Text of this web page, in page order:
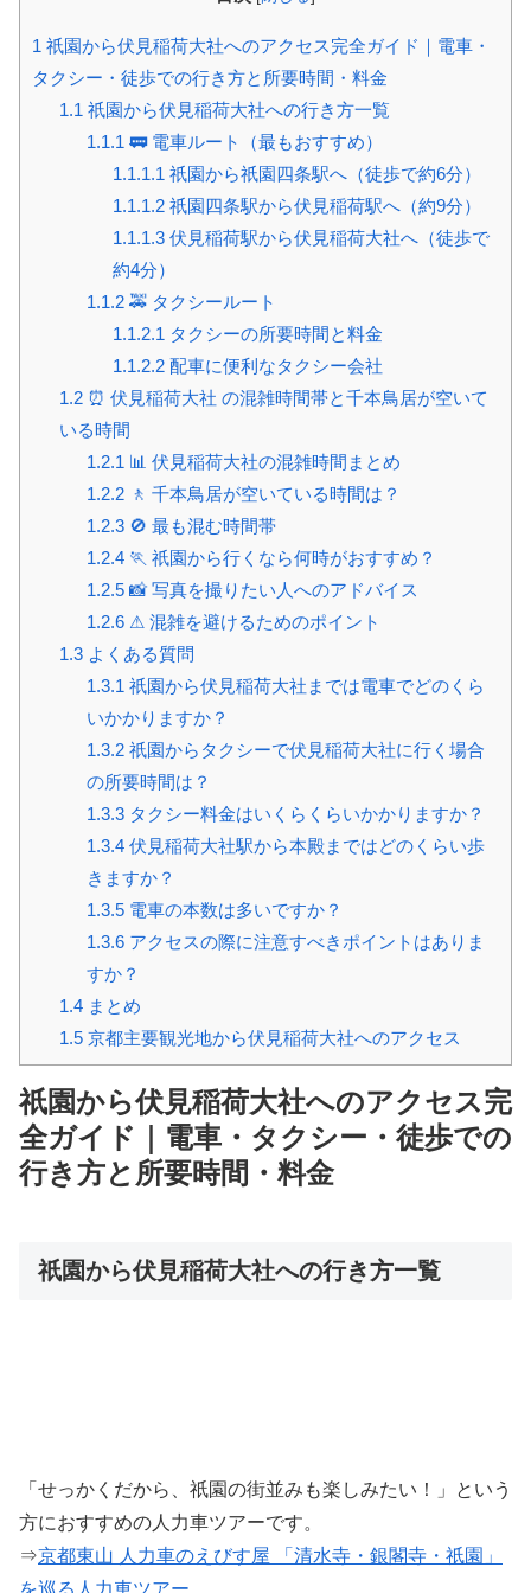
1 祇園から伏見稲荷大社へのアクセス完全ガイド｜電車・
タクシー・徒歩での行き方と所要時間・料金
1.1 祇園から伏見稲荷大社への行き方一覧
1.1.1 🚃 電車ルート（最もおすすめ）
1.1.1.1 祇園から祇園四条駅へ（徒歩で約6分）
1.1.1.2 祇園四条駅から伏見稲荷駅へ（約9分）
1.1.1.3 伏見稲荷駅から伏見稲荷大社へ（徒歩で
約4分）
1.1.2🚕 タクシールート
1.1.2.1 タクシーの所要時間と料金
1.1.2.2 配車に便利なタクシー会社
1.2⏰ 伏見稲荷大社 の混雑時間帯と千本鳥居が空いて
いる時間
1.2.1 📊 伏見稲荷大社の混雑時間まとめ
1.2.2🚶 千本鳥居が空いている時間は？
1.2.3🚫 最も混む時間帯
1.2.4🏃 祇園から行くなら何時がおすすめ？
1.2.5📸 写真を撮りたい人へのアドバイス
1.2.6⚠ 混雑を避けるためのポイント
1.3よくある質問
1.3.1 祇園から伏見稲荷大社までは電車でどのくら
いかかりますか？
1.3.2祇園からタクシーで伏見稲荷大社に行く場合
の所要時間は？
1.3.3タクシー料金はいくらくらいかかりますか？
1.3.4伏見稲荷大社駅から本殿まではどのくらい歩
きますか？
1.3.5電車の本数は多いですか？
1.3.6アクセスの際に注意すべきポイントはありま
すか？
1.4まとめ
1.5京都主要観光地から伏見稲荷大社へのアクセス
祇園から伏見稲荷大社へのアクセス完
全ガイド｜電車・タクシー・徒歩での
行き方と所要時間・料金
祇園から伏見稲荷大社への行き方一覧
「せっかくだから、祇園の街並みも楽しみたい！」という
方におすすめの人力車ツアーです。
⇒京都東山 人力車のえびす屋 「清水寺・銀閣寺・祇園」
を巡る人力車ツアー